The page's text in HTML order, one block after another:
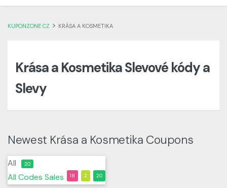
content
KUPONZONE CZ > KRÁSA A KOSMETIKA
Krása a Kosmetika Slevové kódy a
Slevy
Newest Krása a Kosmetika Coupons
All 20
All 20
Codes 2
Sales 18